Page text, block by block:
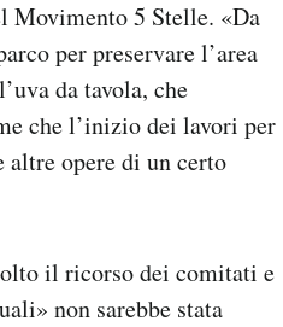
Movimento 5 Stelle. «Da
per preservare l’area
da tavola, che
che l’inizio dei lavori per
opere di un certo
il ricorso dei comitati e
non sarebbe stata